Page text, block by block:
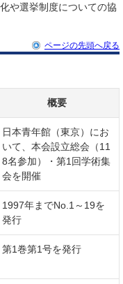
や選挙制度についての協
ページの先頭へ戻る
概要
日本青年館（東京）にお
いて、本会設立総会（11
8名参加）・第1回学術集
会を開催
1997年までNo.1～19を
発行
第1巻第1号を発行